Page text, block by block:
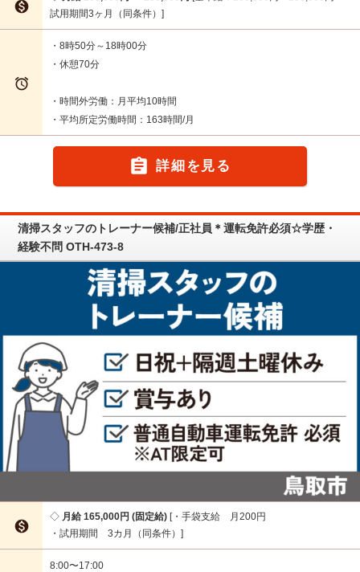

試用期間3ヶ月（同条件）

・8時50分～18時00分
・休憩70分
・時間外労働：月平均10時間
・平均所定労働時間：163時間/月
 詳細を見る
清掃スタッフのトレーナー候補/正社員＊運転免許必須☆学歴・
経験不問 OTH-473-8

月給 165,000円 (固定給) ・手袋支給 月200円
・試用期間 3カ月（同条件）
8:00〜17:00